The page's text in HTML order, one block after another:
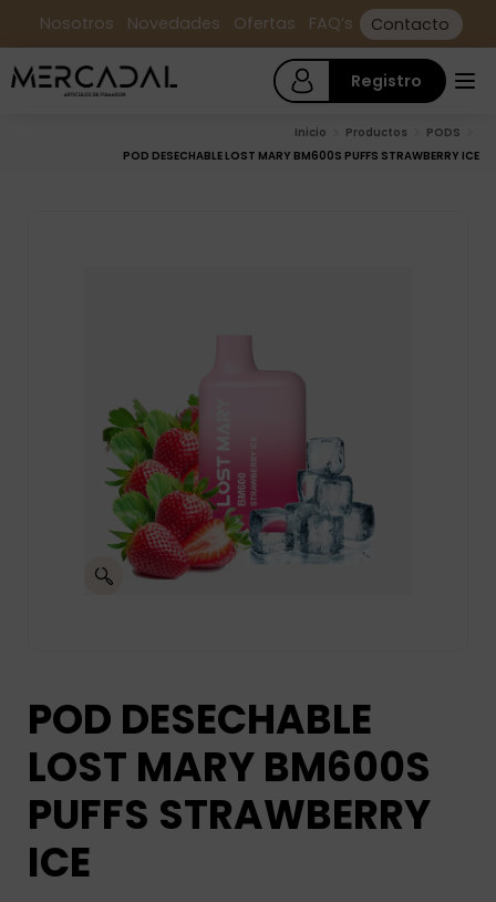
Nosotros Novedades Ofertas FAQ’s Contacto
Registro
Inicio Productos
PODS
POD DESECHABLE LOST MARY BM600S PUFFS STRAWBERRY ICE
POD DESECHABLE
LOST MARY BM600S
PUFFS STRAWBERRY
ICE